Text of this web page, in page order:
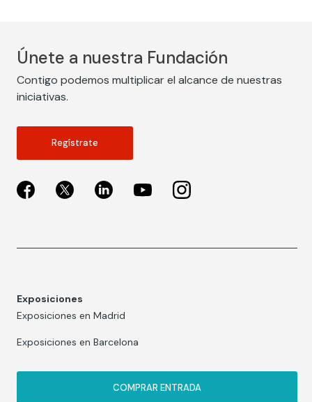
Únete a nuestra Fundación
Contigo podemos multiplicar el alcance de nuestras
iniciativas.
Regístrate
Exposiciones
Exposiciones en Madrid
Exposiciones en Barcelona
COMPRAR ENTRADA